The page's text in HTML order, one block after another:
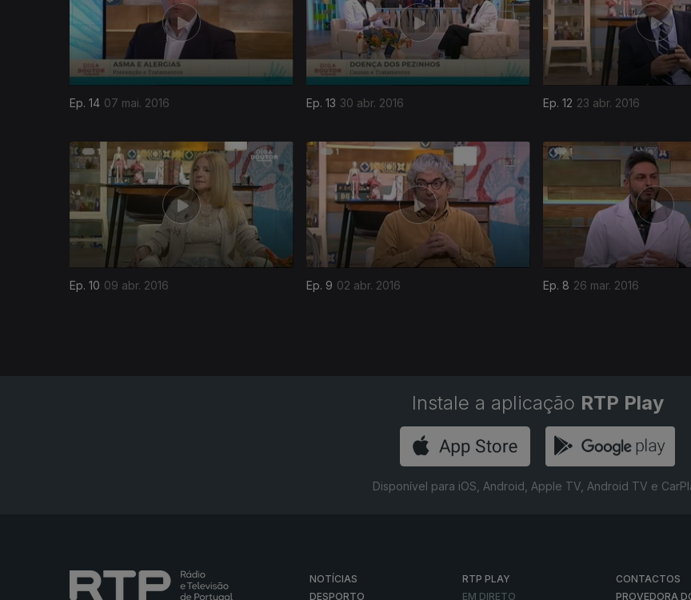
Ep. 14 07 mai. 2016 Ep. 13 30 abr. 2016 Ep. 12 23 abr. 2016
Ep. 10 09 abr. 2016 Ep. 9 02 abr. 2016 Ep. 8 26 mar. 2016
228686
Instale a aplicação RTP Play
Disponível para iOS, Android, Apple TV, Android TV e
NOTÍCIAS
DESPORTO
RTP PLAY
EM DIRETO
CONTACTOS
PROVEDORA